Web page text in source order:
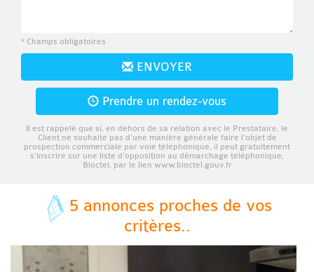
* Champs obligatoires
ENVOYER
Prendre un rendez-vous
Il est rappelé que si, en dehors de sa relation avec le Prestataire, le
Client ne souhaite pas d’une manière générale faire l’objet de
prospection commerciale par voie téléphonique, il peut gratuitement
s’inscrire sur une liste d’opposition au démarchage téléphonique,
Bloctel, par le lien www.bloctel.gouv.fr
5 annonces proches de vos
critères..